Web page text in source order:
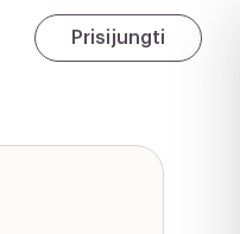
Prisijungti